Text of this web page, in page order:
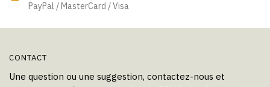
PayPal / MasterCard / Visa
CONTACT
Une question ou une suggestion, contactez-nous et